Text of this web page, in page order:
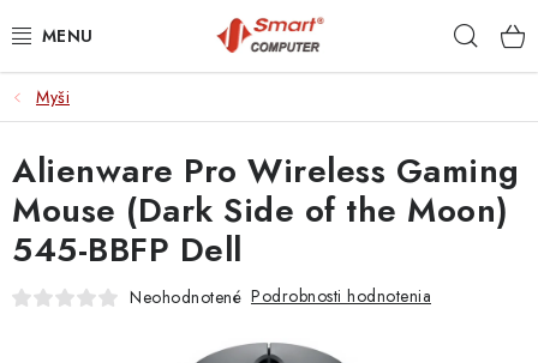
na
NOTEBOOKY
MOBILNÉ ZARIADENIA
PC A KOMPONENTY
PERIFÉRIE
Myši
Alienware Pro Wireless Gaming
Mouse (Dark Side of the Moon)
545-BBFP Dell
Neohodnotené Podrobnosti hodnotenia